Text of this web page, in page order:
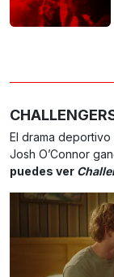
El drama
Josh O’Connor
puedes ver